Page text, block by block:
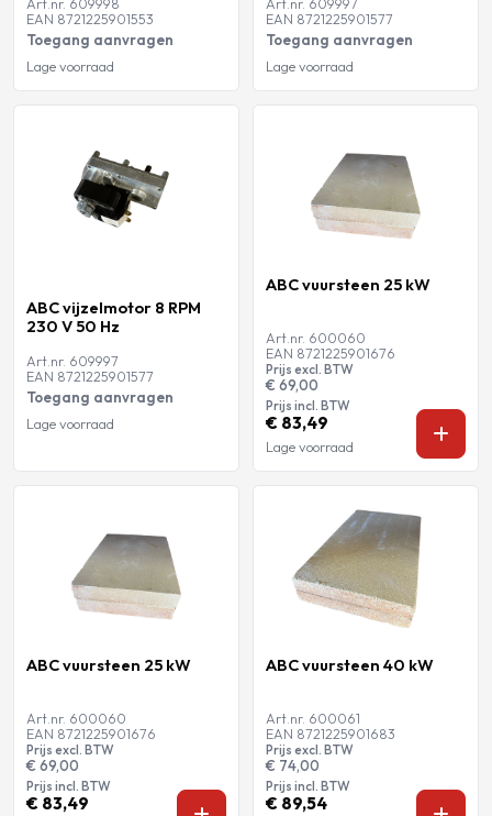
Art.nr. 609998
EAN 8721225901553
Toegang aanvragen
Lage voorraad
Art.nr. 609997
EAN 8721225901577
Toegang aanvragen
Lage voorraad
ABC vijzelmotor 8 RPM
230 V 50 Hz
Art.nr. 609997
EAN 8721225901577
Toegang aanvragen
Lage voorraad
ABC vuursteen 25 kW
Art.nr. 600060
EAN 8721225901676
Prijs excl. BTW
€ 69,00
Prijs incl. BTW
€ 83,49
Lage voorraad
ABC vuursteen 25 kW
Art.nr. 600060
EAN 8721225901676
Prijs excl. BTW
€ 69,00
Prijs incl. BTW
€ 83,49
ABC vuursteen 40 kW
Art.nr. 600061
EAN 8721225901683
Prijs excl. BTW
€ 74,00
Prijs incl. BTW
€ 89,54